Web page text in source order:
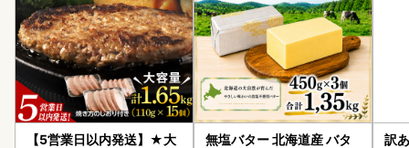
【5営業日以内発送】★大
無塩バター 北海道産 バタ
訳